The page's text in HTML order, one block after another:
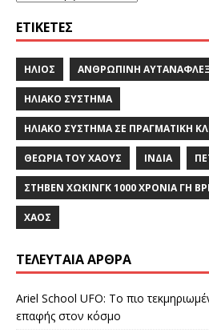
ΕΤΙΚΈΤΕΣ
ΉΛΙΟΣ ΑΝΘΡΏΠΙΝΗ
ΗΛΙΑΚΌ ΣΎΣΤΗΜΑ
ΗΛΙΑΚΌ ΣΎΣΤΗΜΑ ΣΕ ΠΡΑΓΜΑΤΙΚΉ
ΘΕΩΡΊΑ ΤΟΥ ΧΆΟΥΣ ΙΝΔΙΑ
ΣΤΗΒΕΝ ΧΩΚΙΝΓΚ 1000 ΧΡΟΝΙΑ ΓΗ
ΧΆΟΣ
ΤΕΛΕΥΤΑΊΑ ΆΡΘΡΑ
Ariel School UFO: Το πιο
επαφής στον κόσμο